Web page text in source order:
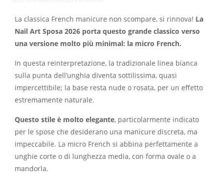
La classica French manicure non scompare, si rinnova! La
Nail Art Sposa 2026 porta questo grande classico verso
una versione molto più minimal: la micro French.
In questa reinterpretazione, la tradizionale linea bianca
sulla punta dell’unghia diventa sottilissima, quasi
impercettibile; la base resta nude o rosata, per un effetto
estremamente naturale.
Questo stile è molto elegante, particolarmente indicato
per le spose che desiderano una manicure discreta, ma
impeccabile. La micro French si abbina perfettamente a
unghie corte o di lunghezza media, con forma ovale o a
mandorla.